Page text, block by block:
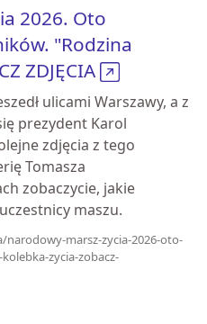
2026. Oto
"Rodzina
ZDJĘCIA
ulicami Warszawy, a z
prezydent Karol
zdjęcia z tego
Tomasza
zobaczycie, jakie
maszu.
marsz-zycia-2026-oto-
zycia-zobacz-